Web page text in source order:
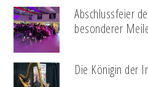
Abschlussfeier
besonderer
Die Königin der